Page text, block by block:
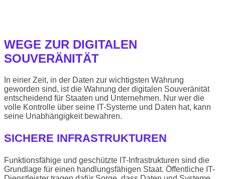
WEGE ZUR DIGITALEN
SOUVERÄNITÄT
In einer Zeit, in der Daten zur wichtigsten Währung
geworden sind, ist die Wahrung der digitalen Souveränität
entscheidend für Staaten und Unternehmen. Nur wer die
volle Kontrolle über seine IT-Systeme und Daten hat, kann
seine Unabhängigkeit bewahren.
SICHERE INFRASTRUKTUREN
Funktionsfähige und geschützte IT-Infrastrukturen sind die
Grundlage für einen handlungsfähigen Staat. Öffentliche IT-